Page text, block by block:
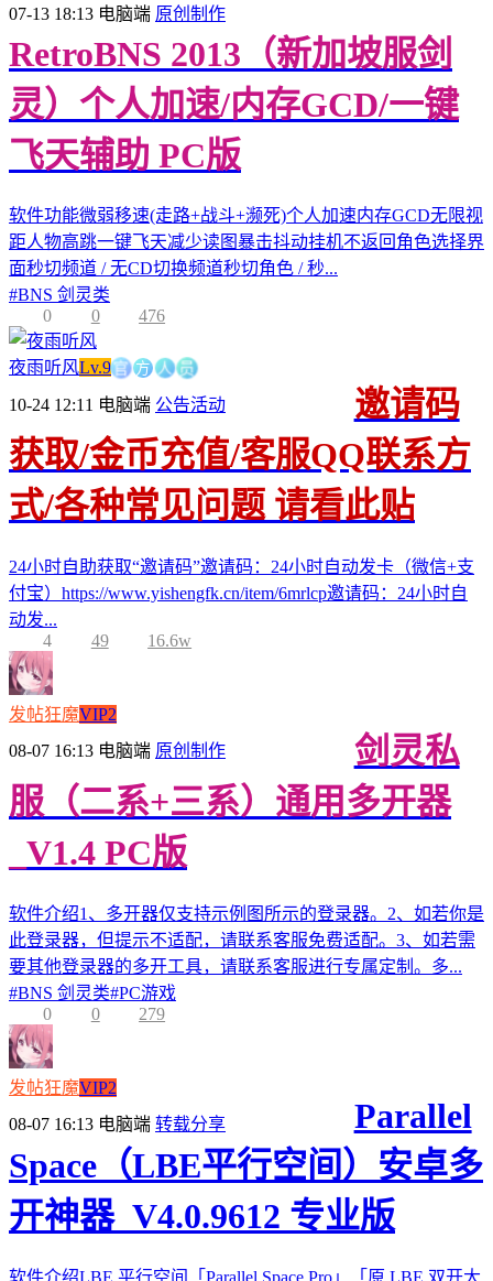
07-13 18:13 电脑端 原创制作
RetroBNS 2013（新加坡服剑
灵）个人加速/内存GCD/一键
飞天辅助 PC版
软件功能微弱移速(走路+战斗+濒死)个人加速内存GCD无限视
距人物高跳一键飞天减少读图暴击抖动挂机不返回角色选择界
面秒切频道 / 无CD切换频道秒切角色 / 秒...
#BNS 剑灵类
0
0 476
夜雨听风Lv.9官方人员
10-24 12:11 电脑端 公告活动
邀请码
获取/金币充值/客服QQ联系方
式/各种常见问题 请看此贴
24小时自助获取“邀请码”邀请码：24小时自动发卡（微信+支
付宝）https://www.yishengfk.cn/item/6mrlcp邀请码：24小时自
动发...
4
49 16.6w
发帖狂魔VIP2
08-07 16:13 电脑端 原创制作
剑灵私
服（二系+三系）通用多开器
_V1.4 PC版
软件介绍1、多开器仅支持示例图所示的登录器。2、如若你是
此登录器，但提示不适配，请联系客服免费适配。3、如若需
要其他登录器的多开工具，请联系客服进行专属定制。多...
#BNS 剑灵类#PC游戏
0
0 279
发帖狂魔VIP2
08-07 16:13 电脑端 转载分享
Parallel
Space（LBE平行空间）安卓多
开神器_V4.0.9612 专业版
软件介绍LBE 平行空间「Parallel Space Pro」「原 LBE 双开大